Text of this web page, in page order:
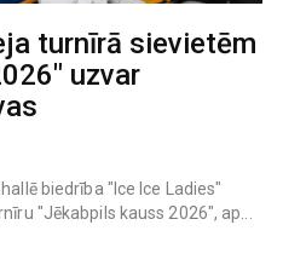
turnīrā sievietēm
uzvar
biedrība "Ice Ice Ladies"
"Jēkabpils kauss 2026", ap...